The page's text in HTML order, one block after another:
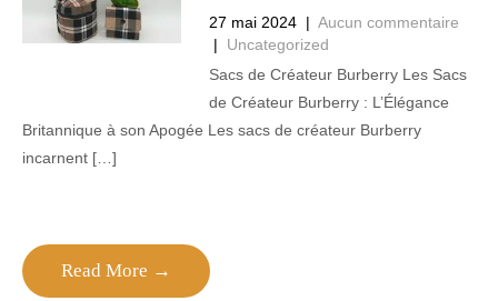
27 mai 2024 | Aucun commentaire
| Uncategorized
Sacs de Créateur Burberry Les Sacs
de Créateur Burberry : L’Élégance
Britannique à son Apogée Les sacs de créateur Burberry
incarnent […]
Read More →